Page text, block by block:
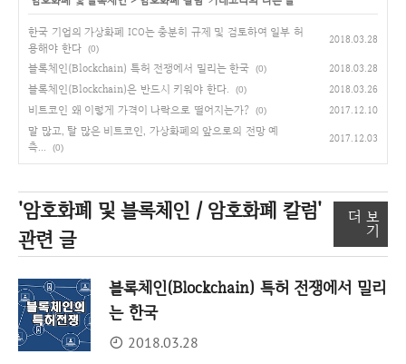
한국 기업의 가상화폐 ICO는 충분히 규제 및 검토하여 일부 허
용해야 한다
(0)
2018.03.28
블록체인(Blockchain) 특허 전쟁에서 밀리는 한국 (0) 2018.03.28
블록체인(Blockchain)은 반드시 키워야 한다. (0) 2018.03.26
비트코인 왜 이렇게 가격이 나락으로 떨어지는가? (0) 2017.12.10
말 많고, 탈 많은 비트코인, 가상화폐의 앞으로의 전망 예
측...
(0)
2017.12.03
'암호화폐 및 블록체인 / 암호화폐 칼럼'
관련 글
더 보
기
블록체인(Blockchain) 특허 전쟁에서 밀리
는 한국
2018.03.28